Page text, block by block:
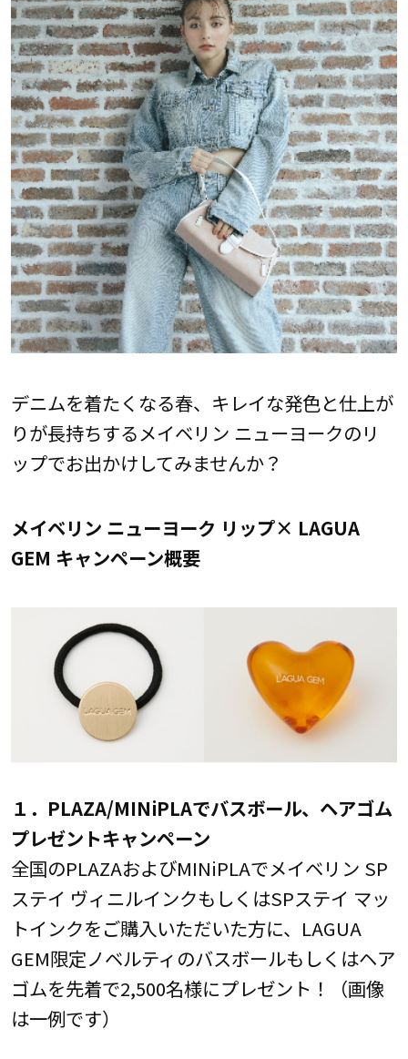
デニムを着たくなる春、キレイな発色と仕上が
りが長持ちするメイベリン ニューヨークのリ
ップでお出かけしてみませんか？
メイベリン ニューヨーク リップ× LAGUA
GEM キャンペーン概要
１．PLAZA/MINiPLAでバスボール、ヘアゴム
プレゼントキャンペーン
全国のPLAZAおよびMINiPLAでメイベリン SP
ステイ ヴィニルインクもしくはSPステイ マッ
トインクをご購入いただいた方に、LAGUA
GEM限定ノベルティのバスボールもしくはヘア
ゴムを先着で2,500名様にプレゼント！（画像
は一例です）